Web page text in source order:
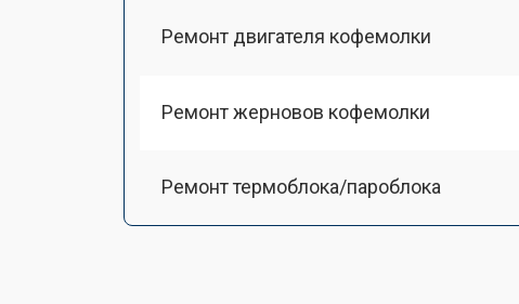
Ремонт двигателя кофемолки
Ремонт жерновов кофемолки
Ремонт термоблока/пароблока